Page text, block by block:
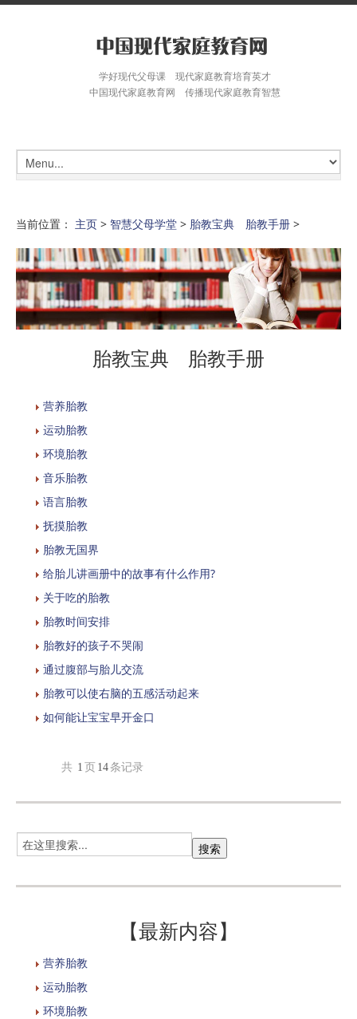
学好现代父母课 现代家庭教育培育英才
中国现代家庭教育网 传播现代家庭教育智慧
当前位置： 主页 > 智慧父母学堂 > 胎教宝典 胎教手册 >
胎教宝典 胎教手册
营养胎教
运动胎教
环境胎教
音乐胎教
语言胎教
抚摸胎教
胎教无国界
给胎儿讲画册中的故事有什么作用?
关于吃的胎教
胎教时间安排
胎教好的孩子不哭闹
通过腹部与胎儿交流
胎教可以使右脑的五感活动起来
如何能让宝宝早开金口
共 1 页 14 条记录
【最新内容】
营养胎教
运动胎教
环境胎教